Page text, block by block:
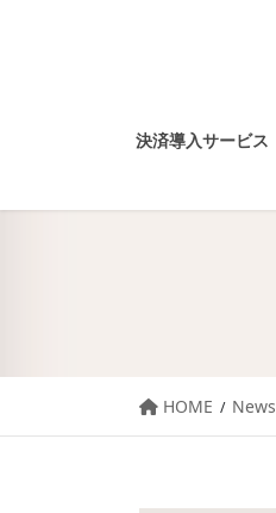
決済導入サービス
HOME News